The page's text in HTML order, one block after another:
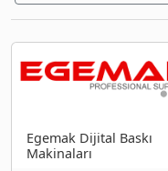
Egemak Dijital Baskı
Makinaları